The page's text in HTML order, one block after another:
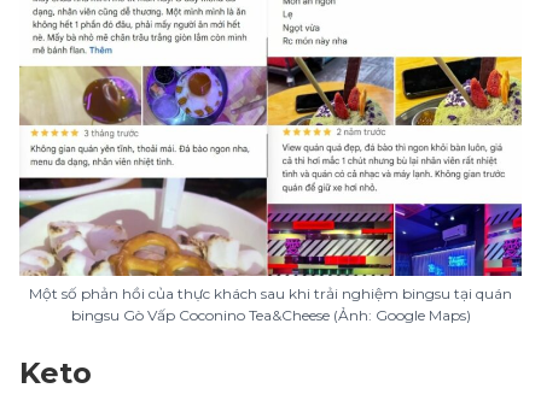
Một số phản hồi của thực khách sau khi trải nghiệm bingsu tại quán
bingsu Gò Vấp Coconino Tea&Cheese (Ảnh: Google Maps)
Keto